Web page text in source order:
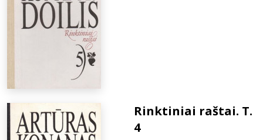
Rinktiniai raštai. T.
4